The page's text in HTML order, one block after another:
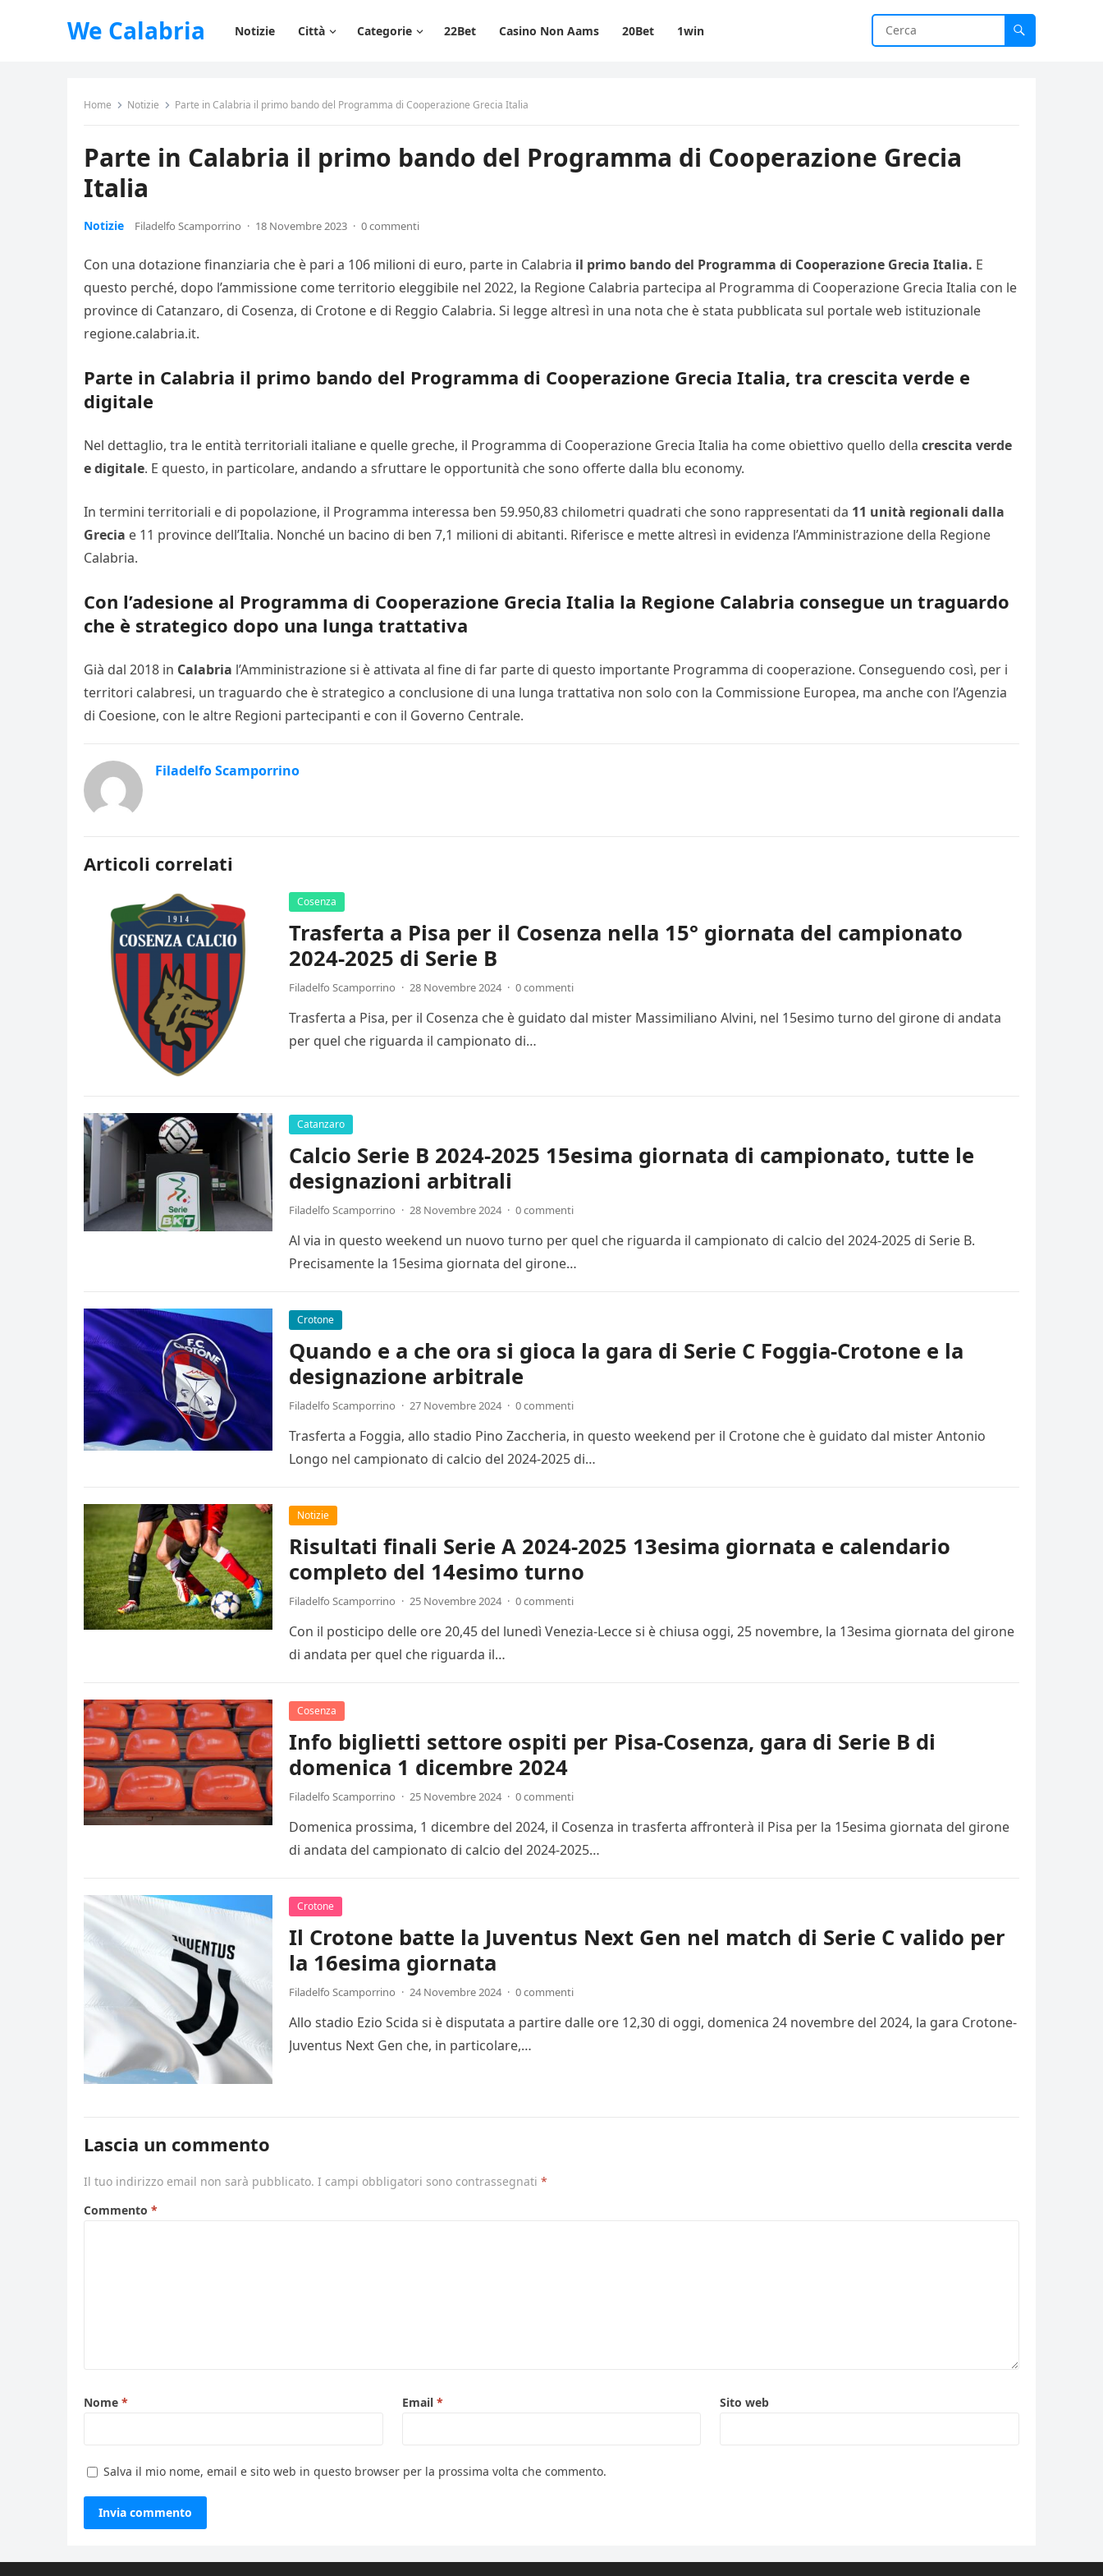
We Calabria Notizie Città Categorie 22Bet Casino Non Aams 20Bet 1win
Home Notizie Parte in Calabria il primo bando del Programma di Cooperazione Grecia Italia
Parte in Calabria il primo bando del Programma di Cooperazione Grecia
Italia
Notizie Filadelfo Scamporrino · 18 Novembre 2023 · 0 commenti
Con una dotazione finanziaria che è pari a 106 milioni di euro, parte in Calabria il primo bando del Programma di Cooperazione Grecia Italia. E
questo perché, dopo l’ammissione come territorio eleggibile nel 2022, la Regione Calabria partecipa al Programma di Cooperazione Grecia Italia con le
province di Catanzaro, di Cosenza, di Crotone e di Reggio Calabria. Si legge altresì in una nota che è stata pubblicata sul portale web istituzionale
regione.calabria.it.
Parte in Calabria il primo bando del Programma di Cooperazione Grecia Italia, tra crescita verde e
digitale
Nel dettaglio, tra le entità territoriali italiane e quelle greche, il Programma di Cooperazione Grecia Italia ha come obiettivo quello della crescita verde
e digitale. E questo, in particolare, andando a sfruttare le opportunità che sono offerte dalla blu economy.
In termini territoriali e di popolazione, il Programma interessa ben 59.950,83 chilometri quadrati che sono rappresentati da 11 unità regionali dalla
Grecia e 11 province dell’Italia. Nonché un bacino di ben 7,1 milioni di abitanti. Riferisce e mette altresì in evidenza l’Amministrazione della Regione
Calabria.
Con l’adesione al Programma di Cooperazione Grecia Italia la Regione Calabria consegue un traguardo
che è strategico dopo una lunga trattativa
Già dal 2018 in Calabria l’Amministrazione si è attivata al fine di far parte di questo importante Programma di cooperazione. Conseguendo così, per i
territori calabresi, un traguardo che è strategico a conclusione di una lunga trattativa non solo con la Commissione Europea, ma anche con l’Agenzia
di Coesione, con le altre Regioni partecipanti e con il Governo Centrale.
Filadelfo Scamporrino
Articoli correlati
Cosenza
Trasferta a Pisa per il Cosenza nella 15° giornata del campionato
2024-2025 di Serie B
Filadelfo Scamporrino · 28 Novembre 2024 · 0 commenti
Trasferta a Pisa, per il Cosenza che è guidato dal mister Massimiliano Alvini, nel 15esimo turno del girone di andata
per quel che riguarda il campionato di…
Catanzaro
Calcio Serie B 2024-2025 15esima giornata di campionato, tutte le
designazioni arbitrali
Filadelfo Scamporrino · 28 Novembre 2024 · 0 commenti
Al via in questo weekend un nuovo turno per quel che riguarda il campionato di calcio del 2024-2025 di Serie B.
Precisamente la 15esima giornata del girone…
Crotone
Quando e a che ora si gioca la gara di Serie C Foggia-Crotone e la
designazione arbitrale
Filadelfo Scamporrino · 27 Novembre 2024 · 0 commenti
Trasferta a Foggia, allo stadio Pino Zaccheria, in questo weekend per il Crotone che è guidato dal mister Antonio
Longo nel campionato di calcio del 2024-2025 di…
Notizie
Risultati finali Serie A 2024-2025 13esima giornata e calendario
completo del 14esimo turno
Filadelfo Scamporrino · 25 Novembre 2024 · 0 commenti
Con il posticipo delle ore 20,45 del lunedì Venezia-Lecce si è chiusa oggi, 25 novembre, la 13esima giornata del girone
di andata per quel che riguarda il…
Cosenza
Info biglietti settore ospiti per Pisa-Cosenza, gara di Serie B di
domenica 1 dicembre 2024
Filadelfo Scamporrino · 25 Novembre 2024 · 0 commenti
Domenica prossima, 1 dicembre del 2024, il Cosenza in trasferta affronterà il Pisa per la 15esima giornata del girone
di andata del campionato di calcio del 2024-2025…
Crotone
Il Crotone batte la Juventus Next Gen nel match di Serie C valido per
la 16esima giornata
Filadelfo Scamporrino · 24 Novembre 2024 · 0 commenti
Allo stadio Ezio Scida si è disputata a partire dalle ore 12,30 di oggi, domenica 24 novembre del 2024, la gara Crotone-
Juventus Next Gen che, in particolare,…
Lascia un commento
Il tuo indirizzo email non sarà pubblicato. I campi obbligatori sono contrassegnati *
Commento *
Nome * Email * Sito web
Salva il mio nome, email e sito web in questo browser per la prossima volta che commento.